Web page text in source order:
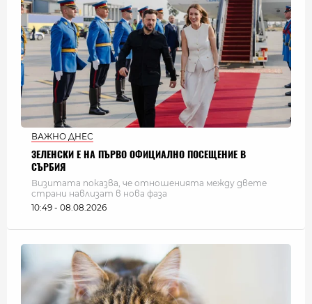
ВАЖНО ДНЕС
ЗЕЛЕНСКИ Е НА ПЪРВО ОФИЦИАЛНО ПОСЕЩЕНИЕ В
СЪРБИЯ
Визитата показва, че отношенията между двете
страни навлизат в нова фаза
10:49 - 08.08.2026